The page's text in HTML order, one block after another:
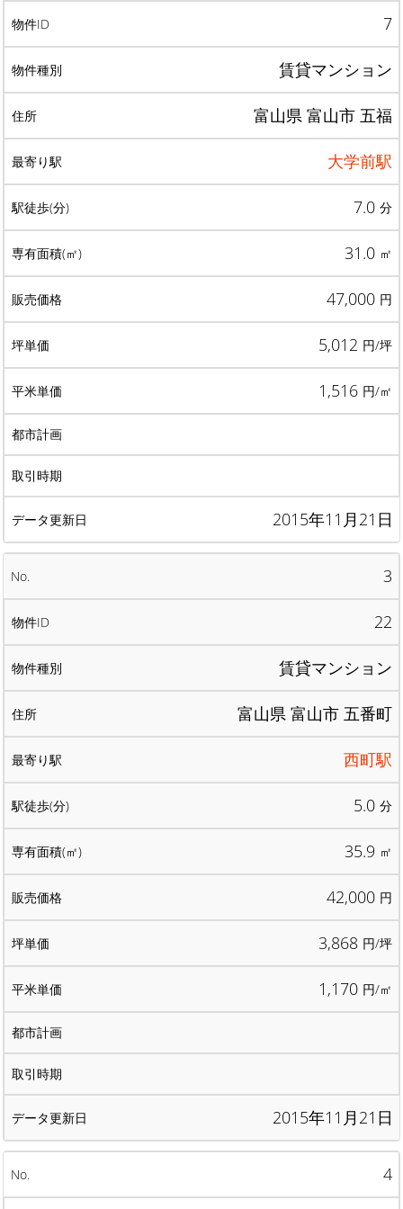
7
賃貸マンション
富山県 富山市 五福
大学前駅
7.0 分
31.0 ㎡
47,000 円
5,012 円/坪
1,516 円/㎡
2015年11月21日
3
22
賃貸マンション
富山県 富山市 五番町
西町駅
5.0 分
35.9 ㎡
42,000 円
3,868 円/坪
1,170 円/㎡
2015年11月21日
4